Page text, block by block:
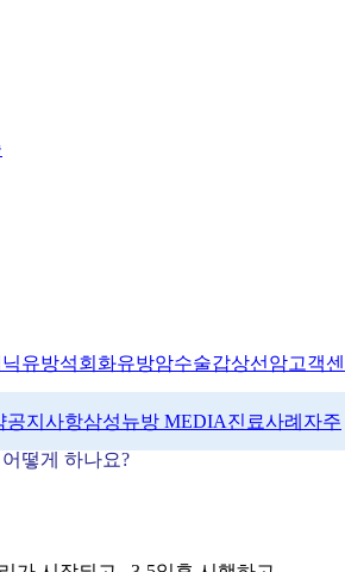
유방석회화유방암수술갑상선암고객센
공지사항삼성뉴방 MEDIA진료사례 자주
떻게 하나요?